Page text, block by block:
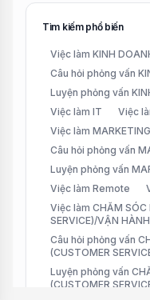
Tìm kiếm phổ biến
Việc làm KINH
Câu hỏi phỏng vấn
Luyện phỏng vấn
Việc làm IT
Việc
Việc làm
Câu hỏi phỏng vấn
Luyện phỏng vấn
Việc làm Remote
Việc làm CHĂM SÓC
SERVICE)/VẬN HÀNH
Câu hỏi phỏng vấn
(CUSTOMER
Luyện phỏng vấn
(CUSTOMER